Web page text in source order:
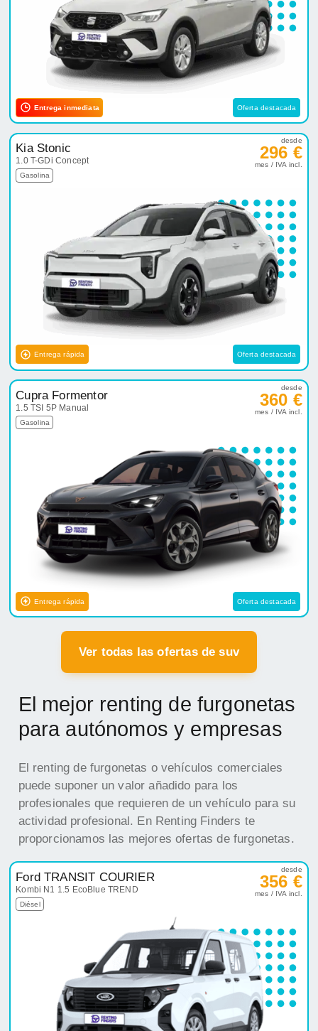
Entrega inmediata Oferta destacada
Kia Stonic
1.0 T-GDi Concept
Gasolina
desde
296 €
mes / IVA incl.
Entrega rápida Oferta destacada
Cupra Formentor
1.5 TSI 5P Manual
Gasolina
desde
360 €
mes / IVA incl.
Entrega rápida Oferta destacada
Ver todas las ofertas de suv
El mejor renting de furgonetas
para autónomos y empresas
El renting de furgonetas o vehículos comerciales
puede suponer un valor añadido para los
profesionales que requieren de un vehículo para su
actividad profesional. En Renting Finders te
proporcionamos las mejores ofertas de furgonetas.
Ford TRANSIT COURIER
Kombi N1 1.5 EcoBlue TREND
Diésel
desde
356 €
mes / IVA incl.